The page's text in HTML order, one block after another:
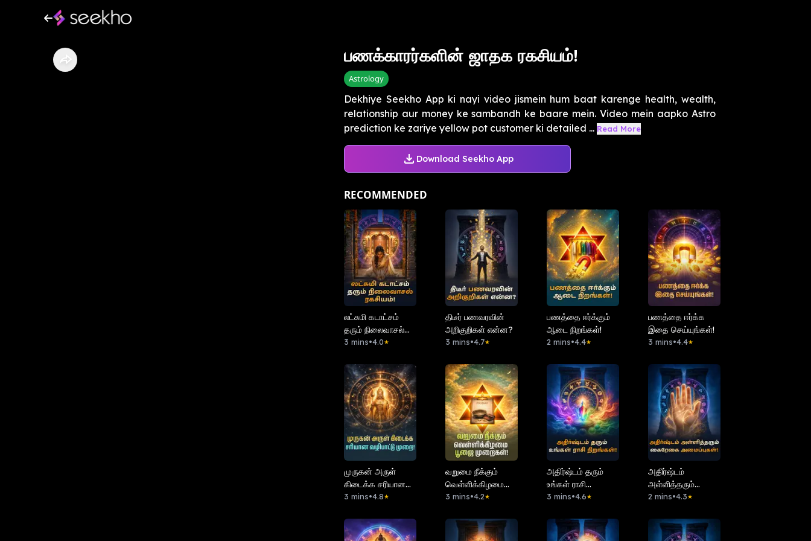
பணக்காரர்களின் ஜாதக ரகசியம்!
Astrology
Dekhiye Seekho App ki nayi video jismein hum baat karenge health, wealth,
relationship aur money ke sambandh ke baare mein. Video mein aapko Astro
prediction ke zariye yellow pot customer ki detailed ... Read More
Download Seekho App
RECOMMENDED
லட்சுமி கடாட்சம்
தரும் நிலைவாசல்
ரகசியம்!
3 mins•4.0★
திடீர் பணவரவின்
அறிகுறிகள் என்ன?
3 mins•4.7★
பணத்தை ஈர்க்கும்
ஆடை நிறங்கள்!
2 mins•4.4★
பணத்தை ஈர்க்க
இதை செய்யுங்கள்!
3 mins•4.4★
முருகன் அருள்
கிடைக்க சரியான
வழிபாட்டு முறை!
3 mins•4.8★
வறுமை நீக்கும்
வெள்ளிக்கிழமை
பூஜை முறைகள்!
3 mins•4.2★
அதிர்ஷ்டம் தரும்
உங்கள் ராசி
நிறங்கள்!
3 mins•4.6★
அதிர்ஷ்டம்
அள்ளித்தரும்
கைரேகை
2 mins•4.3★